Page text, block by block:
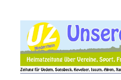
Inhalt
springen